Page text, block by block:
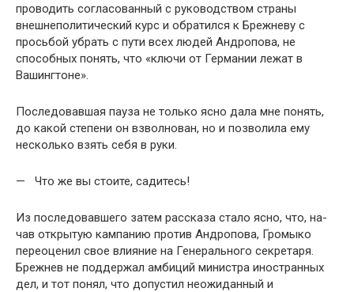
проводить согласованный с руководством страны
внешнепо­литический курс и обратился к Брежневу с
просьбой убрать с пути всех людей Андропова, не
способных понять, что «клю­чи от Германии лежат в
Вашингтоне».
Последовавшая пауза не только ясно дала мне понять,
до какой степени он взволнован, но и позволила ему
несколько взять себя в руки.
— Что же вы стоите, садитесь!
Из последовавшего затем рассказа стало ясно, что, на­
чав открытую кампанию против Андропова, Громыко
пере­оценил свое влияние на Генерального секретаря.
Брежнев не поддержал амбиций министра иностранных
дел, и тот понял, что допустил неожиданный и